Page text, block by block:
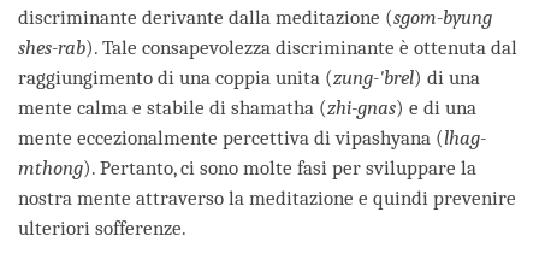
discriminante derivante dalla meditazione (sgom-byung
shes-rab). Tale consapevolezza discriminante è ottenuta dal
raggiungimento di una coppia unita (zung-'brel) di una
mente calma e stabile di shamatha (zhi-gnas) e di una
mente eccezionalmente percettiva di vipashyana (lhag-
mthong). Pertanto, ci sono molte fasi per sviluppare la
nostra mente attraverso la meditazione e quindi prevenire
ulteriori sofferenze.